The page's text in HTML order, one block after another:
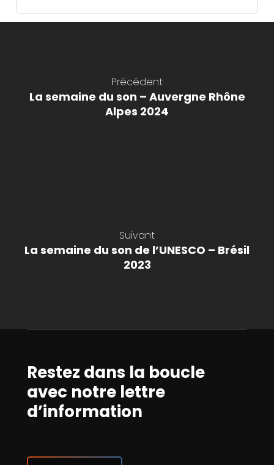
Précédent
La semaine du son – Auvergne Rhône
Alpes 2024
Suivant
La semaine du son de l’UNESCO – Brésil
2023
Restez dans la boucle
avec notre lettre
d’information